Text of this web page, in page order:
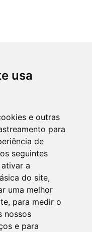
usa
e outras
para
de
seguintes
a
do site,
uma melhor
, para medir o
nossos
e para
SUL
de segunda a
das 7h às 13h
Bom